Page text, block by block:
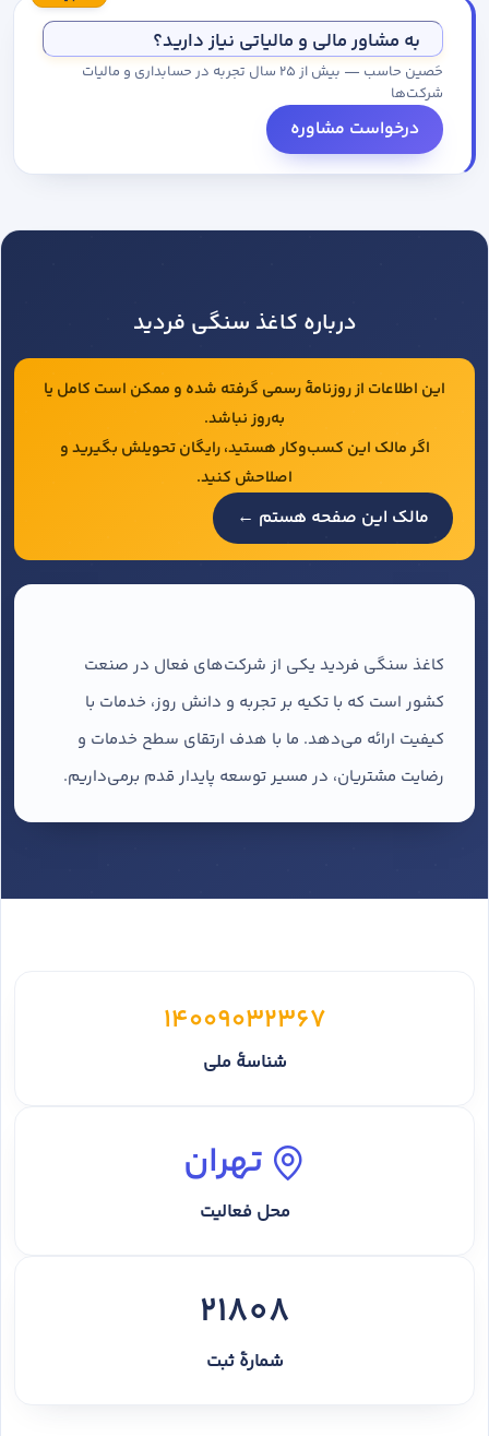
به مشاور مالی و مالیاتی نیاز دارید؟
حَصین حاسب — بیش از ۲۵ سال تجربه در حسابداری و مالیات
شرکت‌ها
درخواست مشاوره
درباره کاغذ سنگی فردید
این اطلاعات از روزنامهٔ رسمی گرفته شده و ممکن است کامل یا
به‌روز نباشد.
اگر مالک این کسب‌وکار هستید، رایگان تحویلش بگیرید و
اصلاحش کنید.
مالک این صفحه هستم ←
کاغذ سنگی فردید یکی از شرکت‌های فعال در صنعت
کشور است که با تکیه بر تجربه و دانش روز، خدمات با
کیفیت ارائه می‌دهد. ما با هدف ارتقای سطح خدمات و
رضایت مشتریان، در مسیر توسعه پایدار قدم برمی‌داریم.
14009032367
شناسهٔ ملی
تهران
محل فعالیت
21808
شمارهٔ ثبت